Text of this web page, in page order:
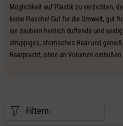
Möglichkeit auf Plastik zu verzichten,
keine Flasche! Gut für die Umwelt, gut
sie zaubern herrlich duftende und
struppiges, störrisches Haar und
Haarpracht, ohne an Volumen einbüßen
Filtern